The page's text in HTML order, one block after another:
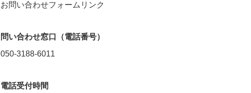
お問い合わせフォームリンク
問い合わせ窓口（電話番号）
050-3188-6011
電話受付時間